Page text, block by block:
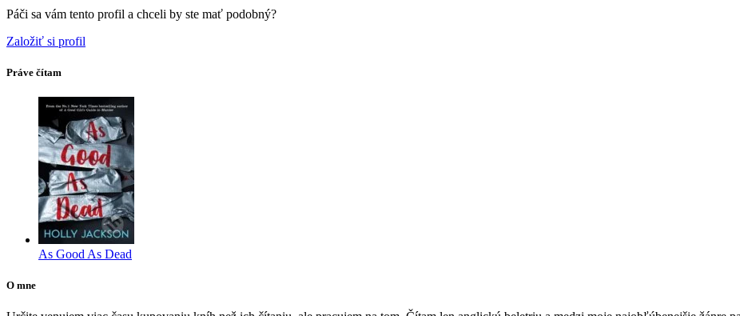
Páči sa vám tento profil a chceli by ste mať podobný?
Založiť si profil
Práve čítam
As Good As Dead
O mne